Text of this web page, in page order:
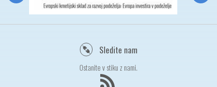
Sledite nam
Ostanite v stiku z nami.